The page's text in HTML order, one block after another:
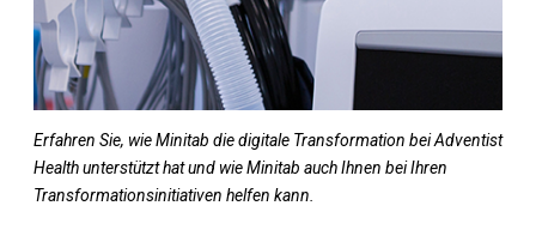
Erfahren Sie, wie Minitab die digitale Transformation bei Adventist
Health unterstützt hat und wie Minitab auch Ihnen bei Ihren
Transformationsinitiativen helfen kann.